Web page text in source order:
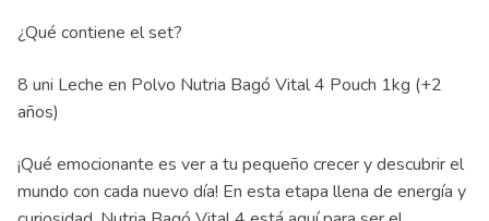
¿Qué contiene el set?
8 uni Leche en Polvo Nutria Bagó Vital 4 Pouch 1kg (+2
años)
¡Qué emocionante es ver a tu pequeño crecer y descubrir el
mundo con cada nuevo día! En esta etapa llena de energía y